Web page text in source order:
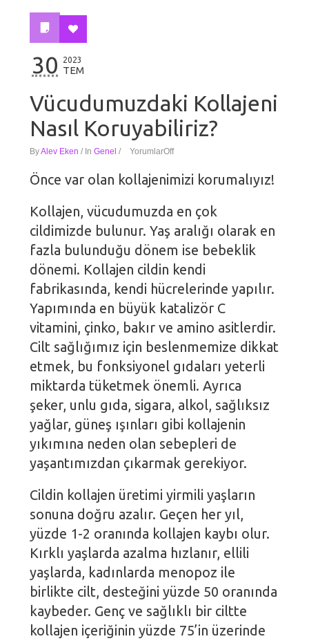
30 2023
TEM
Vücudumuzdaki Kollajeni
Nasıl Koruyabiliriz?
ByAlev Eken / InGenel / YorumlarOff
Önce var olan kollajenimizi korumalıyız!
Kollajen, vücudumuzda en çok
cildimizde bulunur. Yaş aralığı olarak en
fazla bulunduğu dönem ise bebeklik
dönemi. Kollajen cildin kendi
fabrikasında, kendi hücrelerinde yapılır.
Yapımında en büyük katalizör C
vitamini, çinko, bakır ve amino asitlerdir.
Cilt sağlığımız için beslenmemize dikkat
etmek, bu fonksiyonel gıdaları yeterli
miktarda tüketmek önemli. Ayrıca
şeker, unlu gıda, sigara, alkol, sağlıksız
yağlar, güneş ışınları gibi kollajenin
yıkımına neden olan sebepleri de
yaşantımızdan çıkarmak gerekiyor.
Cildin kollajen üretimi yirmili yaşların
sonuna doğru azalır. Geçen her yıl,
yüzde 1-2 oranında kollajen kaybı olur.
Kırklı yaşlarda azalma hızlanır, ellili
yaşlarda, kadınlarda menopoz ile
birlikte cilt, desteğini yüzde 50 oranında
kaybeder. Genç ve sağlıklı bir ciltte
kollajen içeriğinin yüzde 75’in üzerinde